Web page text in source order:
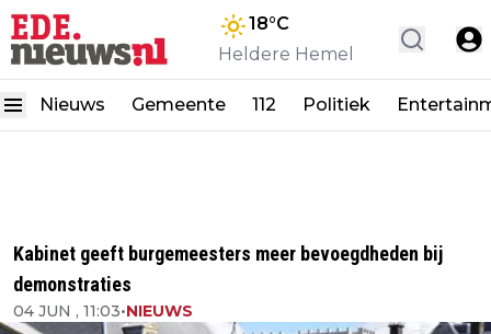
18°C
Heldere Hemel
Nieuws Gemeente 112 Politiek
Kabinet geeft burgemeesters meer bevoegdheden bij
demonstraties
04 JUN , 11:03•NIEUWS